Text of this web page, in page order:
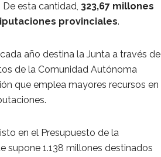
De esta cantidad, 323,67 millones
provinciales.
año destina la Junta a través de
de la Comunidad Autónoma
que emplea mayores recursos en
en el Presupuesto de la
supone 1.138 millones destinados